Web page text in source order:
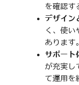
を確認す
デザイン
く、使い
あります。
サポート
が充実し
て運用を